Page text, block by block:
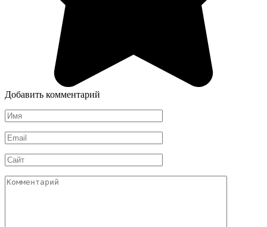
Добавить комментарий
Имя
Email
Сайт
Комментарий